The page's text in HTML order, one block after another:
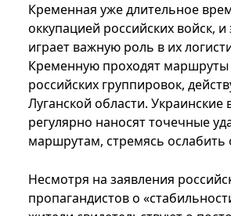
Кременная уже длительное
оккупацией российских войск, и
играет важную роль в их
Кременную проходят маршруты
российских группировок,
Луганской области. Украинские
регулярно наносят точечные
маршрутам, стремясь ослабить
Несмотря на заявления
пропагандистов о